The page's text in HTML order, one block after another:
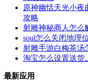
原神幽恬天光小夜
攻略
射雕神秘商人怎么
soul怎么关闭地理
射雕手游白梅茶汤
淘宝怎么设置送货
最新应用